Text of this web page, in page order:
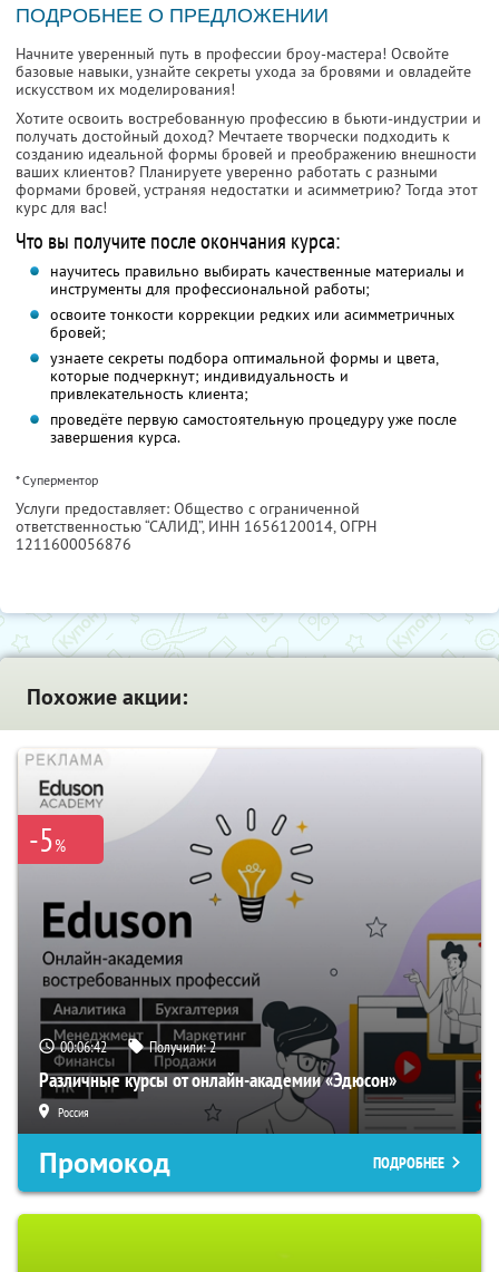
ПОДРОБНЕЕ О ПРЕДЛОЖЕНИИ
Начните уверенный путь в профессии броу-мастера! Освойте
базовые навыки, узнайте секреты ухода за бровями и овладейте
искусством их моделирования!
Хотите освоить востребованную профессию в бьюти-индустрии и
получать достойный доход? Мечтаете творчески подходить к
созданию идеальной формы бровей и преображению внешности
ваших клиентов? Планируете уверенно работать с разными
формами бровей, устраняя недостатки и асимметрию? Тогда этот
курс для вас!
Что вы получите после окончания курса:
научитесь правильно выбирать качественные материалы и
инструменты для профессиональной работы;
освоите тонкости коррекции редких или асимметричных
бровей;
узнаете секреты подбора оптимальной формы и цвета,
которые подчеркнут; индивидуальность и
привлекательность клиента;
проведёте первую самостоятельную процедуру уже после
завершения курса.
* Суперментор
Услуги предоставляет: Общество с ограниченной
ответственностью “САЛИД”, ИНН 1656120014, ОГРН
1211600056876
Похожие акции:
-5%
00:06:41 Получили:2
Различные курсы от онлайн-академии «Эдюсон»
Россия
Промокод ПОДРОБНЕЕ